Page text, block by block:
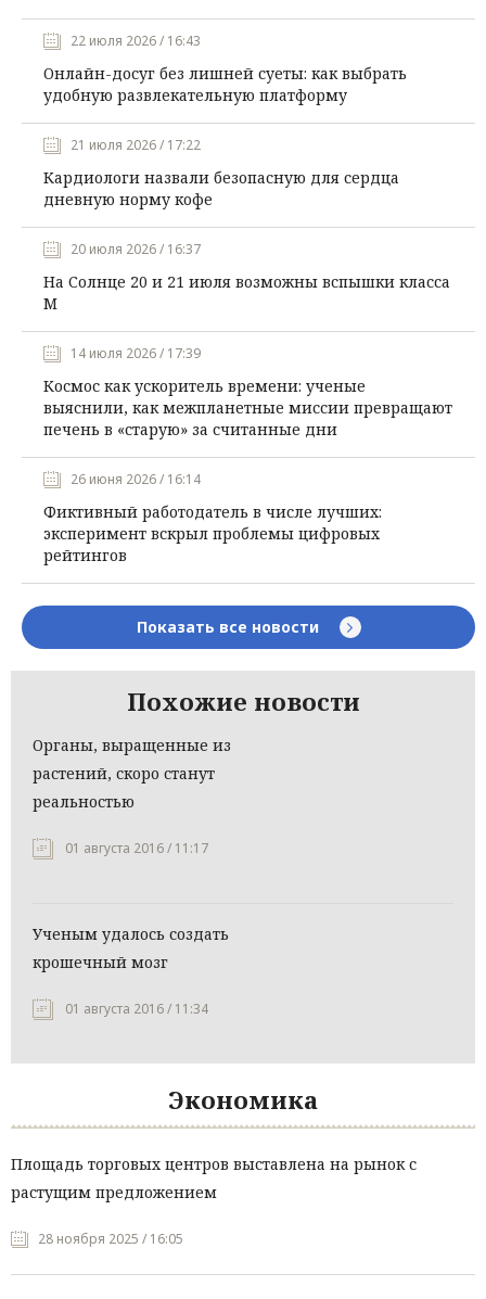
22 июля 2026 / 16:43
Онлайн-досуг без лишней суеты: как выбрать
удобную развлекательную платформу
21 июля 2026 / 17:22
Кардиологи назвали безопасную для сердца
дневную норму кофе
20 июля 2026 / 16:37
На Солнце 20 и 21 июля возможны вспышки класса
М
14 июля 2026 / 17:39
Космос как ускоритель времени: ученые
выяснили, как межпланетные миссии превращают
печень в «старую» за считанные дни
26 июня 2026 / 16:14
Фиктивный работодатель в числе лучших:
эксперимент вскрыл проблемы цифровых
рейтингов
Показать все новости
Похожие новости
Органы, выращенные из
растений, скоро станут
реальностью
01 августа 2016 / 11:17
Ученым удалось создать
крошечный мозг
01 августа 2016 / 11:34
Экономика
Площадь торговых центров выставлена на рынок с
растущим предложением
28 ноября 2025 / 16:05